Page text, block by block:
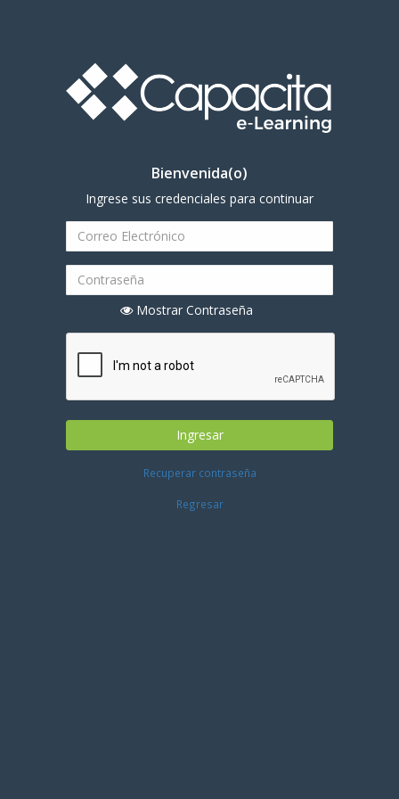
Bienvenida(o)
Ingrese sus credenciales para continuar
Mostrar Contraseña
Ingresar
Recuperar contraseña
Regresar